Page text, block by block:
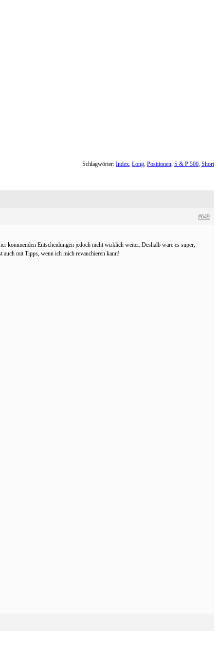
Schlagwörter: Index, Long, Positionen, S & P 500, Short
#649
kommenden Entscheidungen jedoch nicht wirklich weiter. Deshalb wäre es super,
mit Tipps, wenn ich mich revanchieren kann!